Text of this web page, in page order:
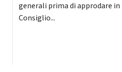
generali prima di approdare in
Consiglio...